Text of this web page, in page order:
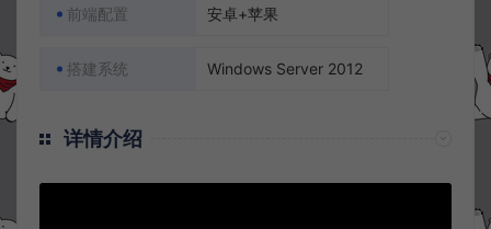
前端配置 安卓+苹果
搭建系统 Windows Server 2012
详情介绍